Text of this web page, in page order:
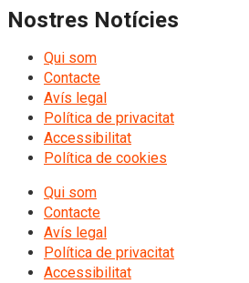
Nostres Notícies
Qui som
Contacte
Avís legal
Política de privacitat
Accessibilitat
Política de cookies
Qui som
Contacte
Avís legal
Política de privacitat
Accessibilitat